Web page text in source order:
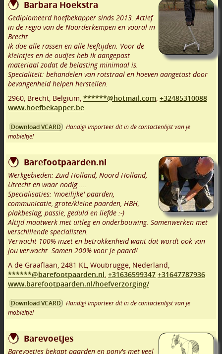
Barbara Hoekstra
Gediplomeerd hoefbekapper sinds 2013. Actief
in de regio van de Noorderkempen en vooral in
Brecht.
Ik doe alle rassen en alle leeftijden. Voor de
kleintjes en de oudjes heb ik aangepast
materiaal zodat de belasting minimaal is.
Specialiteit: behandelen van rotstraal en hoeven aangetast door
bevangenheid helpen herstellen.
2960, Brecht, Belgium, ******@hotmail.com, +32485310088
www.hoefbekapper.be
Download VCARD
Handig! Importeer dit in de contactenlijst van je
mobieltje!
Barefootpaarden.nl
Werkgebieden: Zuid-Holland, Noord-Holland,
Utrecht en waar nodig ....
Specialisaties: 'moeilijke' paarden,
communicatie, grote/kleine paarden, HBH,
plakbeslag, passie, geduld en liefde :-)
Altijd maatwerk met uitleg en onderbouwing. Samenwerken met
verschillende specialisten.
Verwacht 100% inzet en betrokkenheid want dat wordt ook van
jou verwacht. Samen 200% voor je paard!
A de Graaflaan, 2481 KL, Woubrugge, Nederland,
******@barefootpaarden.nl, +31636599347 +31647787936
www.barefootpaarden.nl/hoefverzorging/
Download VCARD
Handig! Importeer dit in de contactenlijst van je
mobieltje!
Barevoetjes
Barevoetjes bekapt paarden en pony's met veel